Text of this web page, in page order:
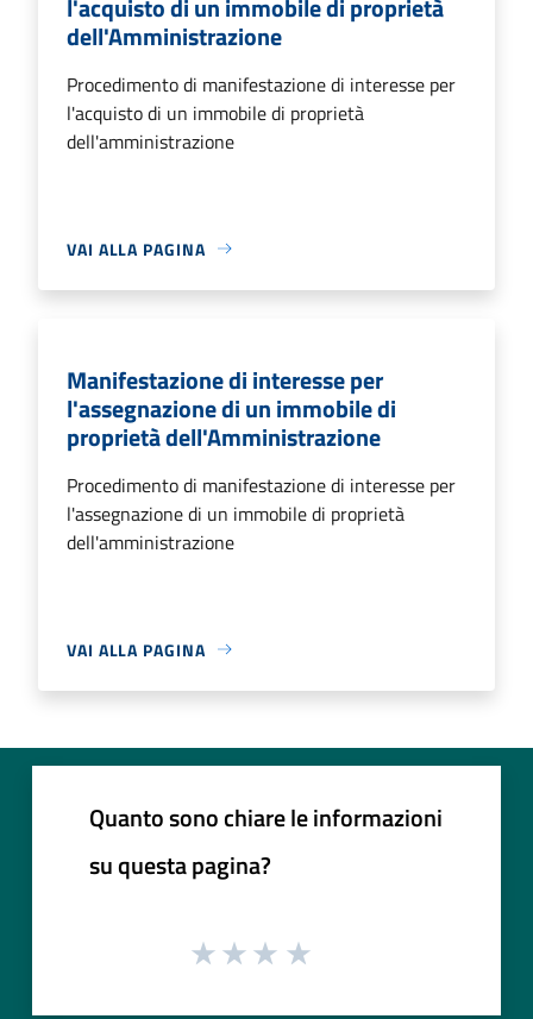
dell'Amministrazione
Procedimento di manifestazione di interesse per
l'acquisto di un immobile di proprietà
dell'amministrazione
VAI ALLA PAGINA
Manifestazione di interesse per
l'assegnazione di un immobile di
proprietà dell'Amministrazione
Procedimento di manifestazione di interesse per
l'assegnazione di un immobile di proprietà
dell'amministrazione
VAI ALLA PAGINA
Quanto sono chiare le informazioni
su questa pagina?